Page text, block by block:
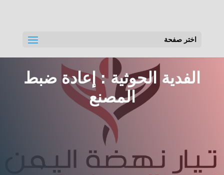
اختر صفحة
الفدية الحوثية : إعادة ضبط
المصنع